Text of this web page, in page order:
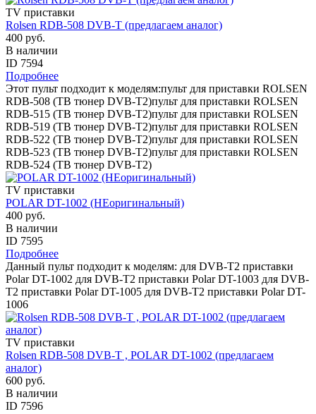
TV приставки
Rolsen RDB-508 DVB-T (предлагаем аналог)
400 руб.
В наличии
ID 7594
Подробнее
Этот пульт подходит к моделям:пульт для приставки ROLSEN
RDB-508 (ТВ тюнер DVB-T2)пульт для приставки ROLSEN
RDB-515 (ТВ тюнер DVB-T2)пульт для приставки ROLSEN
RDB-519 (ТВ тюнер DVB-T2)пульт для приставки ROLSEN
RDB-522 (ТВ тюнер DVB-T2)пульт для приставки ROLSEN
RDB-523 (ТВ тюнер DVB-T2)пульт для приставки ROLSEN
RDB-524 (ТВ тюнер DVB-T2)
TV приставки
POLAR DT-1002 (НЕоригинальный)
400 руб.
В наличии
ID 7595
Подробнее
Данный пульт подходит к моделям: для DVB-T2 приставки
Polar DT-1002 для DVB-T2 приставки Polar DT-1003 для DVB-
T2 приставки Polar DT-1005 для DVB-T2 приставки Polar DT-
1006
TV приставки
Rolsen RDB-508 DVB-T , POLAR DT-1002 (предлагаем
аналог)
600 руб.
В наличии
ID 7596